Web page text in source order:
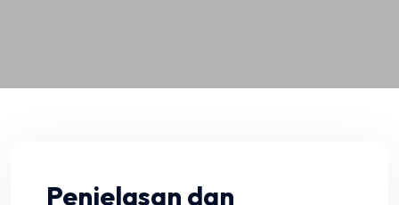
Penjelasan dan